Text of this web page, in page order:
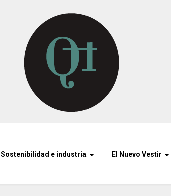
Sostenibilidad e industria El Nuevo Vestir